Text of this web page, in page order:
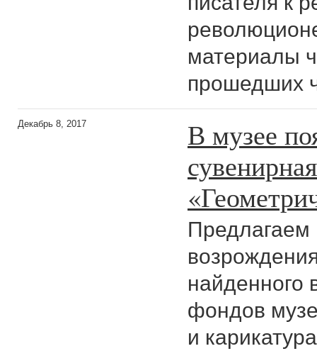
материалы
прошедших
Декабрь 8, 2017
В музее
найденного
фондов
и